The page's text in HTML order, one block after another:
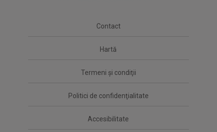
Contact
Hartă
Termeni şi condiţii
Politici de confidenţialitate
Accesibilitate